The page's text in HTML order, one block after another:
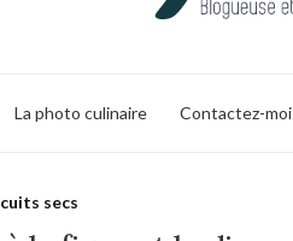
La photo culinaire Contactez-moi
secs